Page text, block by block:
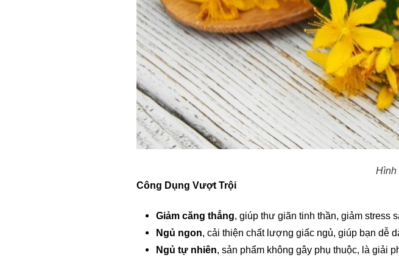
Hình
Công Dụng Vượt Trội
Giảm căng thẳng, giúp thư giãn tinh thần, giảm stress
Ngủ ngon, cải thiện chất lượng giấc ngủ, giúp bạn dễ
Ngủ tự nhiên, sản phẩm không gây phụ thuộc, là giải